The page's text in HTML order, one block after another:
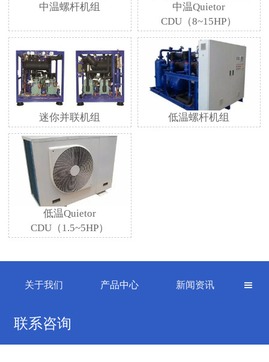
中温螺杆机组
中温Quietor
CDU（8~15HP）
迷你并联机组 低温螺杆机组
低温Quietor
CDU（1.5~5HP）
关于我们 产品中心 新闻资讯 
联系咨询